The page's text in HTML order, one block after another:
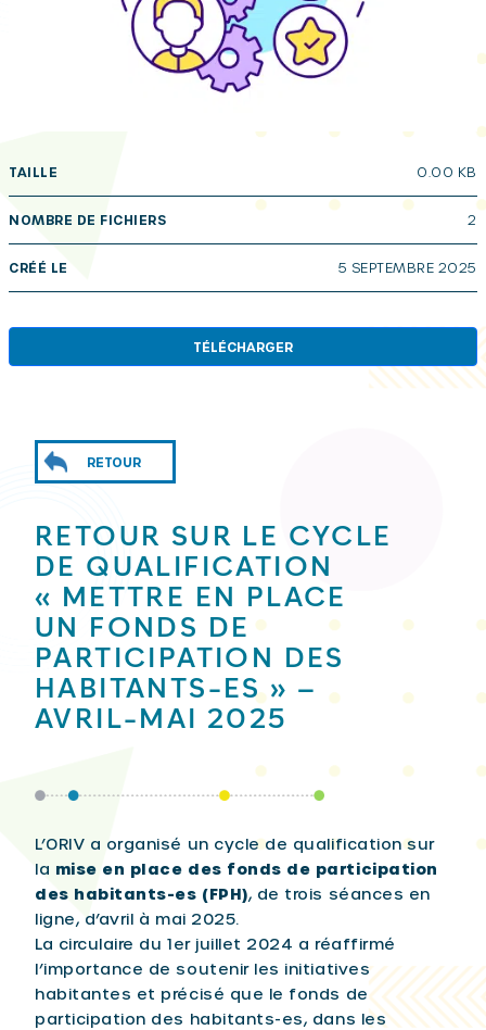
TAILLE 0.00 KB
NOMBRE DE FICHIERS 2
CRÉÉ LE 5 SEPTEMBRE 2025
TÉLÉCHARGER
RETOUR
RETOUR SUR LE CYCLE
DE QUALIFICATION
« METTRE EN PLACE
UN FONDS DE
PARTICIPATION DES
HABITANTS-ES » –
AVRIL-MAI 2025
L’ORIV a organisé un cycle de qualification sur
la mise en place des fonds de participation
des habitants-es (FPH), de trois séances en
ligne, d’avril à mai 2025.
La circulaire du 1er juillet 2024 a réaffirmé
l’importance de soutenir les initiatives
habitantes et précisé que le fonds de
participation des habitants-es, dans les